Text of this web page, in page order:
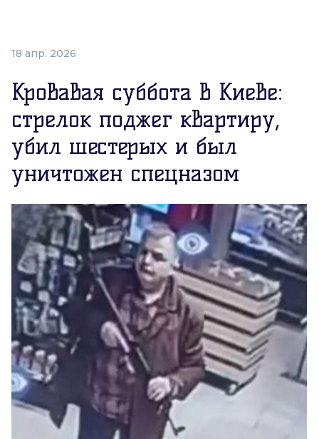
18 апр. 2026
Кровавая суббота в Киеве:
стрелок поджег квартиру,
убил шестерых и был
уничтожен спецназом